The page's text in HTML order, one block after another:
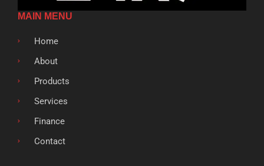
MAIN MENU
Home
About
Products
Services
Finance
Contact